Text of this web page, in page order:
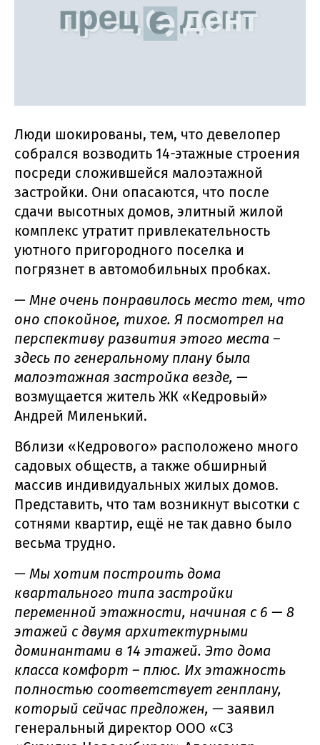
Люди шокированы, тем, что девелопер
собрался возводить 14-этажные строения
посреди сложившейся малоэтажной
застройки. Они опасаются, что после
сдачи высотных домов, элитный жилой
комплекс утратит привлекательность
уютного пригородного поселка и
погрязнет в автомобильных пробках.
— Мне очень понравилось место тем, что
оно спокойное, тихое. Я посмотрел на
перспективу развития этого места –
здесь по генеральному плану была
малоэтажная застройка везде, —
возмущается житель ЖК «Кедровый»
Андрей Миленький.
Вблизи «Кедрового» расположено много
садовых обществ, а также обширный
массив индивидуальных жилых домов.
Представить, что там возникнут высотки с
сотнями квартир, ещё не так давно было
весьма трудно.
— Мы хотим построить дома
квартального типа застройки
переменной этажности, начиная с 6 — 8
этажей с двумя архитектурными
доминантами в 14 этажей. Это дома
класса комфорт – плюс. Их этажность
полностью соответствует генплану,
который сейчас предложен, — заявил
генеральный директор ООО «СЗ